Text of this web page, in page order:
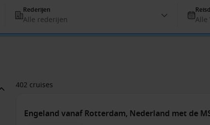
Rederijen
Alle rederijen Alle
402 cruises
Engeland vanaf Rotterdam, Nederland met de